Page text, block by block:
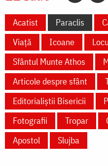
Acatist Paraclis
Viață
Icoane
Sfântul Munte Athos
Articole despre sfânt
Editorialiștii Bisericii
Fotografii
Tropar
Apostol
Slujba